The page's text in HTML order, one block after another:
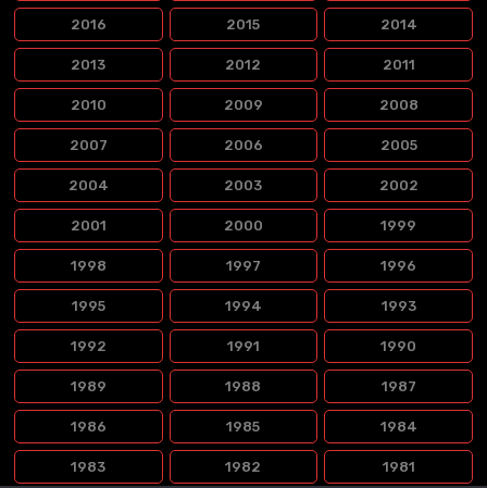
2016 2015 2014
2013 2012 2011
2010 2009 2008
2007 2006 2005
2004 2003 2002
2001 2000 1999
1998 1997 1996
1995 1994 1993
1992 1991 1990
1989 1988 1987
1986 1985 1984
1983 1982 1981